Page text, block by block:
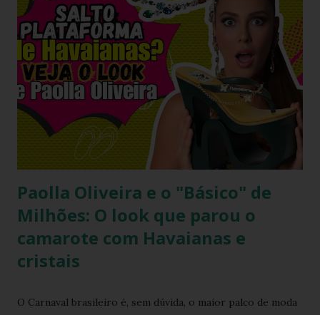
totalmente copiável. É aquele tipo de visual que mostra
que moda não precisa ser cara, extravagante ou complexa e
que até as celebridades mais glamourosas valorizam peças
acessíveis que todo mundo pode ter. Hoje você vai ver por
que esse look viralizou, como a atriz combinou o modelo
Top preto, por que celebridades adoram esse clássico
brasileiro e como você pode reproduzir o visual da Kelly
Brook com facilidade. Vamos mergu...
Paolla Oliveira e o "Básico" de
Milhões: O look que parou o
camarote com Havaianas e
cristais
O Carnaval brasileiro é, sem dúvida, o maior palco de moda